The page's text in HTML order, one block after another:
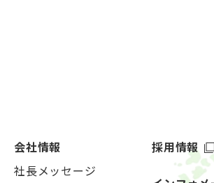
会社情報
社長メッセージ
採用情報